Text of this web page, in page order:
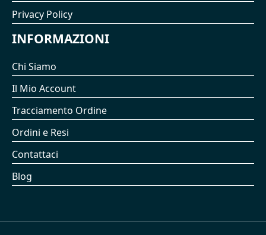
Privacy Policy
INFORMAZIONI
Chi Siamo
Il Mio Account
Tracciamento Ordine
Ordini e Resi
Contattaci
Blog